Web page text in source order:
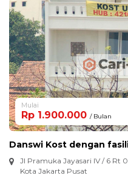
Mulai
Rp 1.900.000 / Bulan
Danswi Kost dengan
Jl Pramuka Jayasari IV / 6 Rt
Kota Jakarta Pusat